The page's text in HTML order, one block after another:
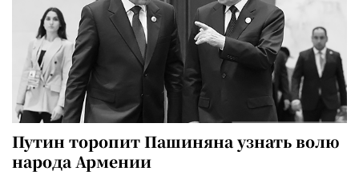
Путин торопит Пашиняна узнать волю
народа Армении